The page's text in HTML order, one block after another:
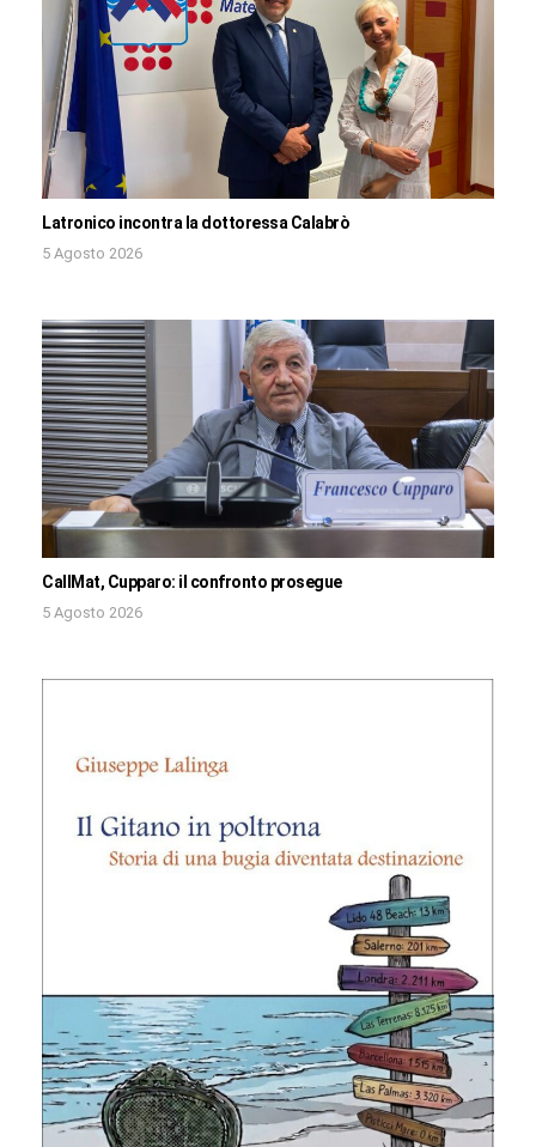
Latronico incontra la dottoressa Calabrò
5 Agosto 2026
CallMat, Cupparo: il confronto prosegue
5 Agosto 2026